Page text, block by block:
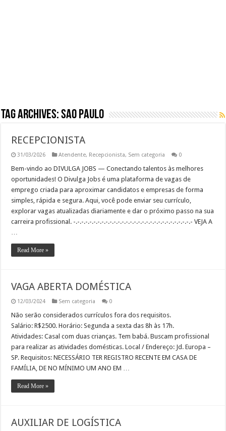
Tag Archives:sao paulo
RECEPCIONISTA
31/03/2026 Atendente, Recepcionista, Sem categoria 0
Bem-vindo ao DIVULGA JOBS — Conectando talentos às melhores
oportunidades! O Divulga Jobs é uma plataforma de vagas de
emprego criada para aproximar candidatos e empresas de forma
simples, rápida e segura. Aqui, você pode enviar seu currículo,
explorar vagas atualizadas diariamente e dar o próximo passo na sua
carreira profissional. -.-.-.-.-.-.-.-.-.-.-.-.-.-.-.-.-.-.-.-.-.-.-.-.-.-.-.-.-.- VEJA A
…
Read More »
VAGA ABERTA DOMÉSTICA
12/03/2024 Sem categoria 0
Não serão considerados currículos fora dos requisitos.
Salário: R$2500. Horário: Segunda a sexta das 8h às 17h.
Atividades: Casal com duas crianças. Tem babá. Buscam profissional
para realizar as atividades domésticas. Local / Endereço: Jd. Europa –
SP. Requisitos: NECESSÁRIO TER REGISTRO RECENTE EM CASA DE
FAMÍLIA, DE NO MÍNIMO UM ANO EM …
Read More »
AUXILIAR DE LOGÍSTICA